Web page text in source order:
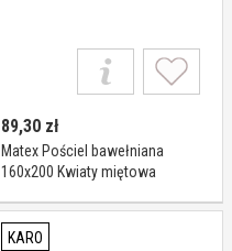
89,30 zł
Matex Pościel bawełniana
160x200 Kwiaty miętowa
KARO